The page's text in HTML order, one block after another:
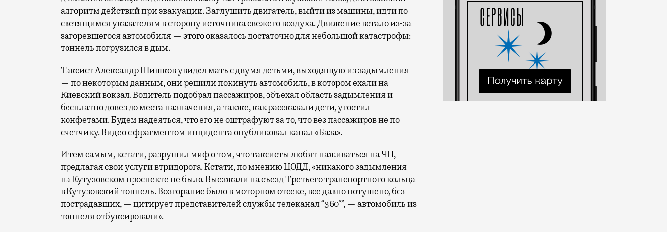
алгоритм действий при эвакуации. Заглушить двигатель, выйти из машины, идти по
светящимся указателям в сторону источника свежего воздуха. Движение встало из-за
загоревшегося автомобиля — этого оказалось достаточно для небольшой катастрофы:
тоннель погрузился в дым.
Таксист Александр Шишков увидел мать с двумя детьми, выходящую из задымления
— по некоторым данным, они решили покинуть автомобиль, в котором ехали на
Киевский вокзал. Водитель подобрал пассажиров, объехал область задымления и
бесплатно довез до места назначения, а также, как рассказали дети, угостил
конфетами. Будем надеяться, что его не оштрафуют за то, что вез пассажиров не по
счетчику. Видео с фрагментом инцидента опубликовал канал «База».
И тем самым, кстати, разрушил миф о том, что таксисты любят наживаться на ЧП,
предлагая свои услуги втридорога. Кстати, по мнению ЦОДД, «никакого задымления
на Кутузовском проспекте не было. Выезжали на съезд Третьего транспортного кольца
в Кутузовский тоннель. Возгорание было в моторном отсеке, все давно потушено, без
пострадавших, — цитирует представителей службы телеканал “360°”, — автомобиль из
тоннеля отбуксировали».